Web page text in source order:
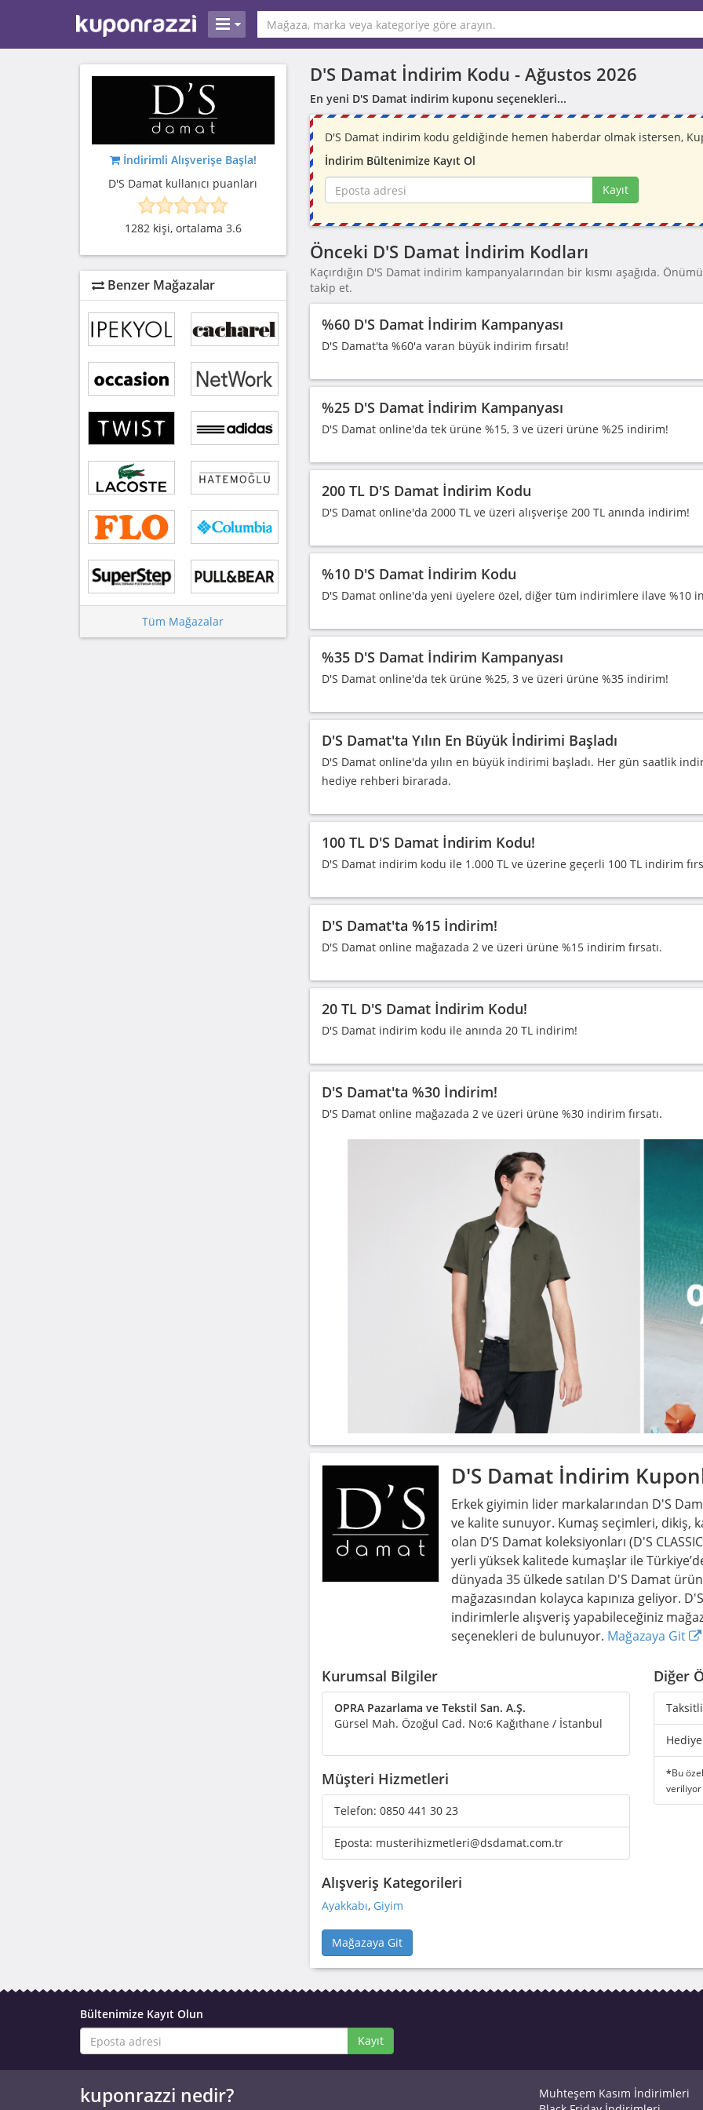
D'S Damat İndirim Kodu - Ağustos 2026
En yeni D'S Damat indirim kuponu seçenekleri...
İndirimli Alışverişe Başla!
D'S Damat kullanıcı puanları
1282 kişi, ortalama 3.6
D'S Damat indirim kodu geldiğinde hemen haberdar olmak istersen,
İndirim Bültenimize Kayıt Ol
Kayıt
Önceki D'S Damat İndirim Kodları
Kaçırdığın D'S Damat indirim kampanyalarından bir kısmı aşağıda.
takip et.
%60 D'S Damat İndirim Kampanyası
D'S Damat'ta %60'a varan büyük indirim fırsatı!
%25 D'S Damat İndirim Kampanyası
D'S Damat online'da tek ürüne %15, 3 ve üzeri ürüne %25 indirim!
200 TL D'S Damat İndirim Kodu
D'S Damat online'da 2000 TL ve üzeri alışverişe 200 TL anında indirim!
%10 D'S Damat İndirim Kodu
D'S Damat online'da yeni üyelere özel, diğer tüm indirimlere ilave %10
%35 D'S Damat İndirim Kampanyası
D'S Damat online'da tek ürüne %25, 3 ve üzeri ürüne %35 indirim!
D'S Damat'ta Yılın En Büyük İndirimi Başladı
D'S Damat online'da yılın en büyük indirimi başladı. Her gün saatlik
hediye rehberi birarada.
100 TL D'S Damat İndirim Kodu!
D'S Damat indirim kodu ile 1.000 TL ve üzerine geçerli 100 TL indirim
D'S Damat'ta %15 İndirim!
D'S Damat online mağazada 2 ve üzeri ürüne %15 indirim fırsatı.
20 TL D'S Damat İndirim Kodu!
D'S Damat indirim kodu ile anında 20 TL indirim!
D'S Damat'ta %30 İndirim!
D'S Damat online mağazada 2 ve üzeri ürüne %30 indirim fırsatı.
D'S Damatİndirim
Erkek giyimin lider markalarından D'S
ve kalite sunuyor. Kumaş seçimleri, dikiş,
olan D’S Damat koleksiyonları (D'S
yerli yüksek kalitede kumaşlar ile
dünyada 35 ülkede satılan D'S Damat
mağazasından kolayca kapınıza geliyor.
indirimlerle alışveriş yapabileceğiniz
seçenekleri de bulunuyor. Mağazaya Git
Kurumsal Bilgiler
OPRA Pazarlama ve Tekstil San. A.Ş.
Gürsel Mah. Özoğul Cad. No:6 Kağıthane / İstanbul
Müşteri Hizmetleri
Telefon: 0850 441 30 23
Eposta: musterihizmetleri@dsdamat.com.tr
Diğer
*Bu
Alışveriş Kategorileri
Ayakkabı, Giyim
Mağazaya Git
Benzer Mağazalar
Tüm Mağazalar
Bültenimize Kayıt Olun
Kayıt
kuponrazzi nedir?
Muhteşem Kasım İndirimleri